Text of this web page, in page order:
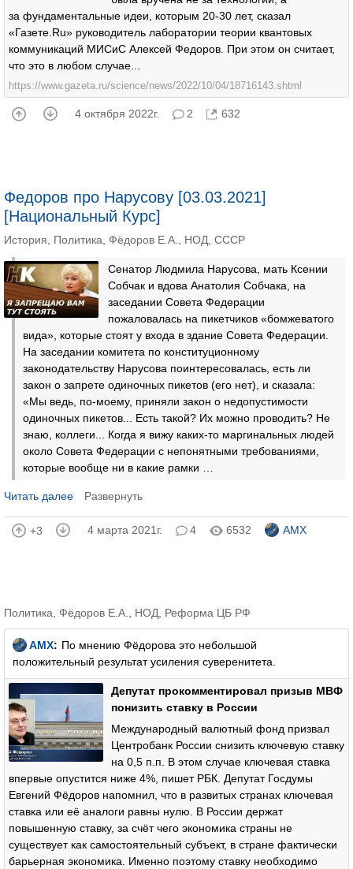
за фундаментальные идеи, которым 20-30 лет, сказал
«Газете.Ru» руководитель лаборатории теории квантовых
коммуникаций МИСиС Алексей Федоров. При этом он считает,
что это в любом случае...
https://www.gazeta.ru/science/news/2022/10/04/18716143.shtml
4 октября 2022г. 2 632
Федоров про Нарусову [03.03.2021]
[Национальный Курс]
История Политика Фёдоров Е.А. НОД СССР
Сенатор Людмила Нарусова, мать Ксении
Собчак и вдова Анатолия Собчака, на
заседании Совета Федерации
пожаловалась на пикетчиков «бомжеватого
вида», которые стоят у входа в здание Совета Федерации.
На заседании комитета по конституционному
законодательству Нарусова поинтересовалась, есть ли
закон о запрете одиночных пикетов (его нет), и сказала:
«Мы ведь, по-моему, приняли закон о недопустимости
одиночных пикетов... Есть такой? Их можно проводить? Не
знаю, коллеги... Когда я вижу каких-то маргинальных людей
около Совета Федерации с непонятными требованиями,
которые вообще ни в какие рамки …
Читать далее Развернуть
+3 4 марта 2021г. 4 6532 AMX
Политика Фёдоров Е.А. НОД Реформа ЦБ РФ
AMX: По мнению Фёдорова это небольшой
положительный результат усиления суверенитета.
Депутат прокомментировал призыв МВФ
понизить ставку в России
Международный валютный фонд призвал
Центробанк России снизить ключевую ставку
на 0,5 п.п. В этом случае ключевая ставка
впервые опустится ниже 4%, пишет РБК. Депутат Госдумы
Евгений Фёдоров напомнил, что в развитых странах ключевая
ставка или её аналоги равны нулю. В России держат
повышенную ставку, за счёт чего экономика страны не
существует как самостоятельный субъект, в стране фактически
барьерная экономика. Именно поэтому ставку необходимо